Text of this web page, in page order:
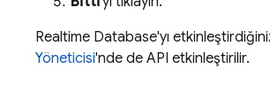
Realtime Database'yı
Yöneticisi'nde de API etkinleştirilir.